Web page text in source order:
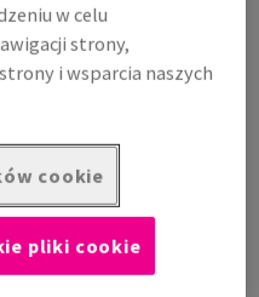
w celu
strony,
i wsparcia naszych
cookie
pliki cookie